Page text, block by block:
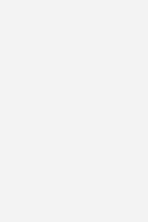
in Industrie- und
Bei
Wohneinheiten sind
Wahl sein, aber wenn
verlaufen, dann stellt
Kriterien, die diese Frage